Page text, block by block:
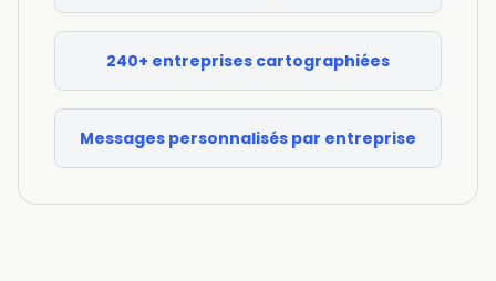
240+ entreprises cartographiées
Messages personnalisés par entreprise